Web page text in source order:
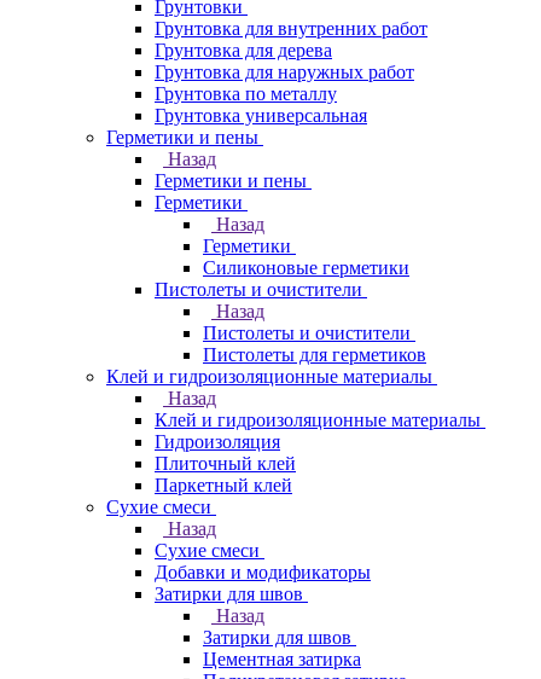
Грунтовки
Грунтовка для внутренних работ
Грунтовка для дерева
Грунтовка для наружных работ
Грунтовка по металлу
Грунтовка универсальная
Герметики и пены
Назад
Герметики и пены
Герметики
Назад
Герметики
Силиконовые герметики
Пистолеты и очистители
Назад
Пистолеты и очистители
Пистолеты для герметиков
Клей и гидроизоляционные материалы
Назад
Клей и гидроизоляционные материалы
Гидроизоляция
Плиточный клей
Паркетный клей
Сухие смеси
Назад
Сухие смеси
Добавки и модификаторы
Затирки для швов
Назад
Затирки для швов
Цементная затирка